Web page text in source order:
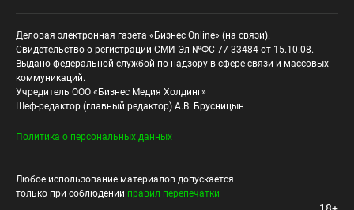
Деловая электронная газета «Бизнес Online» (на связи).
Свидетельство о регистрации СМИ Эл №ФС 77-33484 от 15.10.08.
Выдано федеральной службой по надзору в сфере связи и массовых
коммуникаций.
Учредитель ООО «Бизнес Медия Холдинг»
Шеф-редактор (главный редактор) А.В. Брусницын
Политика о персональных данных
Любое использование материалов допускается
только при соблюдении правил перепечатки